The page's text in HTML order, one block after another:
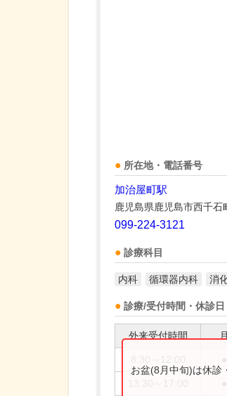
所在地・電話番号
加治屋町駅
鹿児島県鹿児島市西千石
099-224-3121
診療科目
内科 循環器内科 消
診療/受付時間・休診日
外来受付時間 月
お盆(8月中旬)は休診